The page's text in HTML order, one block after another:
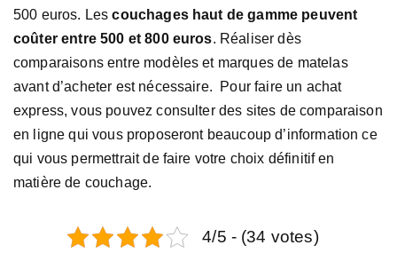
500 euros. Lescouchages haut de gamme peuvent
coûter entre 500 et 800 euros. Réaliser dès
comparaisons entre modèles et marques de matelas
avant d’acheter est nécessaire. Pour faire un achat
express, vous pouvez consulter des sites de comparaison
en ligne qui vous proposeront beaucoup d’information ce
qui vous permettrait de faire votre choix définitif en
matière de couchage.
4/5 - (34 votes)